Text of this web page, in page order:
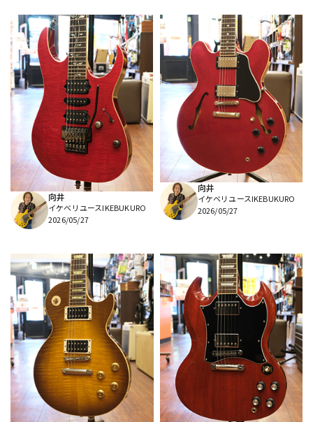
向井
イケベリユースIKEBUKURO
2026/05/27
向井
イケベリユースIKEBUKURO
2026/05/27